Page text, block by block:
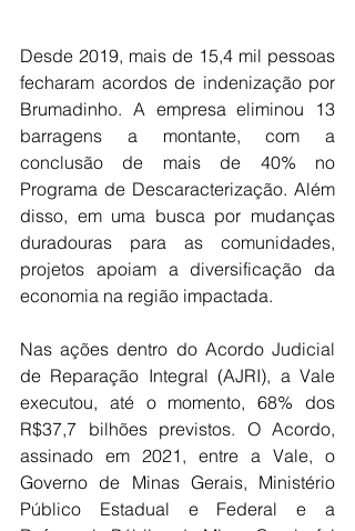
Desde 2019, mais de 15,4 mil pessoas
fecharam acordos de indenização por
Brumadinho. A empresa eliminou 13
barragens a montante, com a
conclusão de mais de 40% no
Programa de Descaracterização. Além
disso, em uma busca por mudanças
duradouras para as comunidades,
projetos apoiam a diversificação da
economia na região impactada.
Nas ações dentro do Acordo Judicial
de Reparação Integral (AJRI), a Vale
executou, até o momento, 68% dos
R$37,7 bilhões previstos. O Acordo,
assinado em 2021, entre a Vale, o
Governo de Minas Gerais, Ministério
Público Estadual e Federal e a